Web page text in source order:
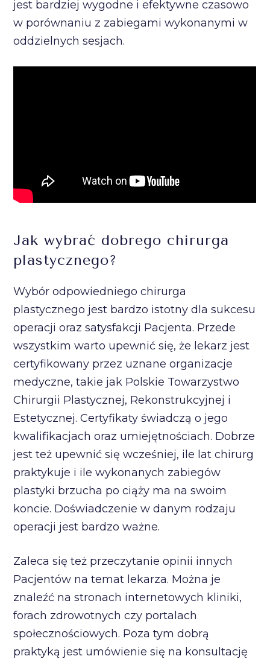
jest bardziej wygodne i efektywne czasowo
w porównaniu z zabiegami wykonanymi w
oddzielnych sesjach.
Jak wybrać dobrego chirurga
plastycznego?
Wybór odpowiedniego chirurga
plastycznego jest bardzo istotny dla sukcesu
operacji oraz satysfakcji Pacjenta. Przede
wszystkim warto upewnić się, że lekarz jest
certyfikowany przez uznane organizacje
medyczne, takie jak Polskie Towarzystwo
Chirurgii Plastycznej, Rekonstrukcyjnej i
Estetycznej. Certyfikaty świadczą o jego
kwalifikacjach oraz umiejętnościach. Dobrze
jest też upewnić się wcześniej, ile lat chirurg
praktykuje i ile wykonanych zabiegów
plastyki brzucha po ciąży ma na swoim
koncie. Doświadczenie w danym rodzaju
operacji jest bardzo ważne.
Zaleca się też przeczytanie opinii innych
Pacjentów na temat lekarza. Można je
znaleźć na stronach internetowych kliniki,
forach zdrowotnych czy portalach
społecznościowych. Poza tym dobrą
praktyką jest umówienie się na konsultację